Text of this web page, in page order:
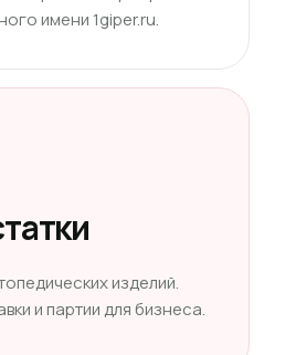
имени 1giper.ru.
изделий.
и партии для бизнеса.